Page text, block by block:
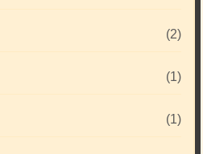
(2)
(1)
(1)